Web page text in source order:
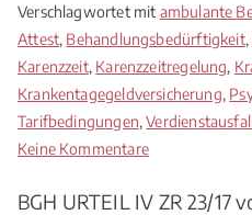
Verschlagwortet mit ambulante
Attest, Behandlungsbedürftigkeit,
Karenzzeit, Karenzzeitregelung,
Krankentagegeldversicherung,
Tarifbedingungen,Verdienstausfall
Keine Kommentarezu
Karenztage
BGH URTEIL IV ZR 23/17